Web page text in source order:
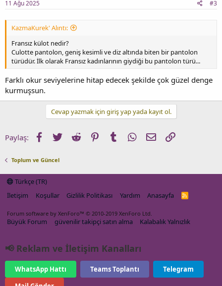
11 Ağu 2025 #3
KazmaKurek' Alıntı:
Fransız külot nedir?
Culotte pantolon, geniş kesimli ve diz altında biten bir pantolon
türüdür. İlk olarak Fransız kadınlarının giydiği bu pantolon türü...
Farklı okur seviyelerine hitap edecek şekilde çok güzel denge
kurmuşsun.
Cevap yazmak için giriş yap yada kayıt ol.
Paylaş: Facebook
TwitterReddit PinterestTumblrWhatsApp
E-postaLink
Toplum ve Güncel
Türkçe (TR)
İletişim
Koşullar Gizlilik Politikası Yardım Anasayfa
R
Forum software by XenForo™ © 2010-2019 XenForo Ltd.
Büyük Forum güvenilir takipçi satın alma Kalabalık Yalnızlık
📢 Reklam ve İletişim Kanalları
WhatsApp Hattı Teams Toplantı
Telegram